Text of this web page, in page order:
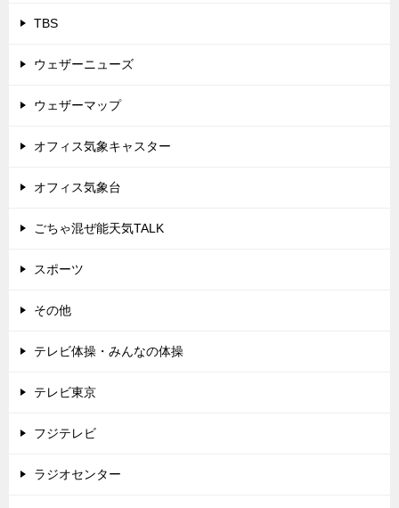
TBS
ウェザーニューズ
ウェザーマップ
オフィス気象キャスター
オフィス気象台
ごちゃ混ぜ能天気TALK
スポーツ
その他
テレビ体操・みんなの体操
テレビ東京
フジテレビ
ラジオセンター